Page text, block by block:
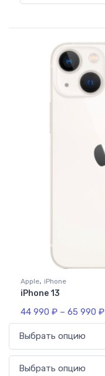
Apple, iPhone
iPhone 13
44 990 ₽ – 65 990 ₽